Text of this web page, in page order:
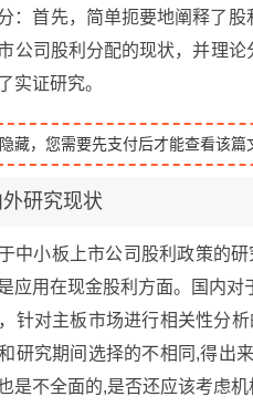
：首先，简单扼要地阐释了
公司股利分配的现状，并理
实证研究。
藏，您需要先支付后才能查看该篇
研究现状
中小板上市公司股利政策的
应用在现金股利方面。国内
针对主板市场进行相关性分
研究期间选择的不相同,得出
是不全面的,是否还应该考虑